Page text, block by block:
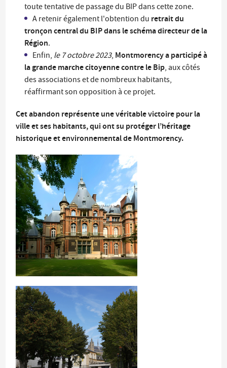
toute tentative de passage du BIP dans cette zone.
A retenir également l'obtention du retrait du
tronçon central du BIP dans le schéma directeur de la
Région.
Enfin, le 7 octobre 2023, Montmorency a participé à
la grande marche citoyenne contre le Bip, aux côtés
des associations et de nombreux habitants,
réaffirmant son opposition à ce projet.
Cet abandon représente une véritable victoire pour la
ville et ses habitants, qui ont su protéger l’héritage
historique et environnemental de Montmorency.